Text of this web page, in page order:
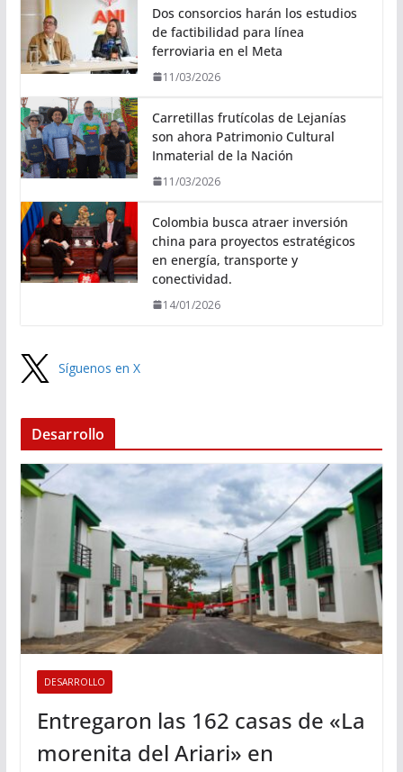
Dos consorcios harán los estudios
de factibilidad para línea
ferroviaria en el Meta
11/03/2026
Carretillas frutícolas de Lejanías
son ahora Patrimonio Cultural
Inmaterial de la Nación
11/03/2026
Colombia busca atraer inversión
china para proyectos estratégicos
en energía, transporte y
conectividad.
14/01/2026
Síguenos en X
Desarrollo
DESARROLLO
Entregaron las 162 casas de «La
morenita del Ariari» en